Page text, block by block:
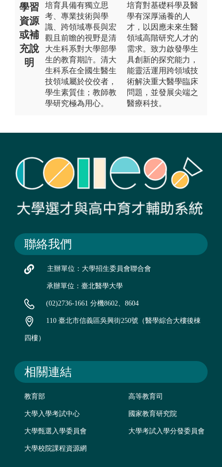
學習
資源
或補
充說
明
培育具備有獨立思
考、專業技術與學
識、跨領域專長與宏
觀且前瞻的視野是清
大生科系對大學部學
生的教育期許。清大
生科系在全國生醫生
技領域屬於佼佼者，
學生素質佳；教師教
學研究極為用心。
培育對基礎科學及醫
學有深厚涵養的人
才，以因應未來生醫
領域高階研究人才的
需求。致力啟發學生
具創新的探究能力，
能靈活運用跨領域技
術解決重大醫學臨床
問題，並發展尖端之
醫療科技。
聯絡我們
主辦單位：大學招生委員會聯合會
承辦單位：臺北醫學大學
(02)2736-1661 分機8602、8604
110 臺北市信義區吳興街250號（醫學綜合大樓後棟
四樓）
相關連結
教育部 高等教育司
大學入學考試中心 國家教育研究院
大學甄選入學委員會 大學考試入學分發委員會
大學校院課程資源網